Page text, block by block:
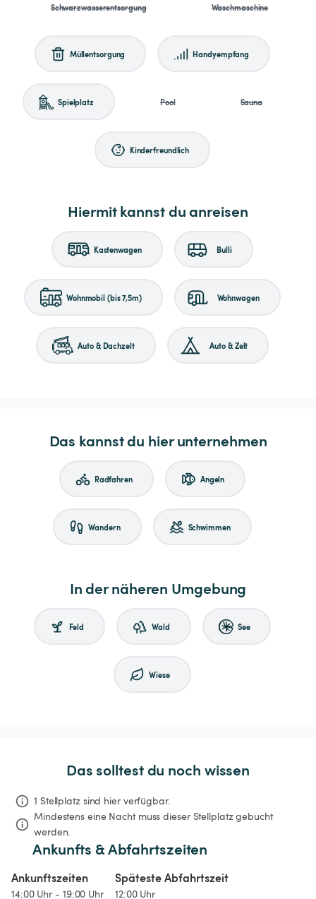
Schwarzwasserentsorgung Waschmaschine
Müllentsorgung Handyempfang
Spielplatz Pool Sauna
Kinderfreundlich
Hiermit kannst du anreisen
Kastenwagen Bulli
Wohnmobil (bis 7,5m) Wohnwagen
Auto & Dachzelt Auto & Zelt
Das kannst du hier unternehmen
Radfahren Angeln
Wandern Schwimmen
In der näheren Umgebung
Feld Wald See
Wiese
Das solltest du noch wissen
1 Stellplatz sind hier verfügbar.
Mindestens eine Nacht muss dieser Stellplatz gebucht
werden.
Ankunfts & Abfahrtszeiten
Ankunftszeiten
14:00 Uhr - 19:00 Uhr
Späteste Abfahrtszeit
12:00 Uhr